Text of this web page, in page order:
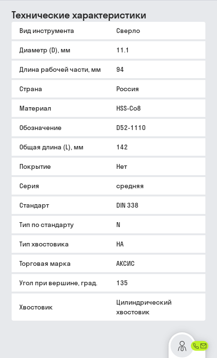
Технические характеристики
Вид инструмента Сверло
Диаметр (D), мм 11.1
Длина рабочей части, мм 94
Страна Россия
Материал HSS-Co8
Обозначение D52-1110
Общая длина (L), мм 142
Покрытие Нет
Серия средняя
Стандарт DIN 338
Тип по стандарту N
Тип хвостовика HA
Торговая марка АКСИС
Угол при вершине, град. 135
Хвостовик
Цилиндрический
хвостовик